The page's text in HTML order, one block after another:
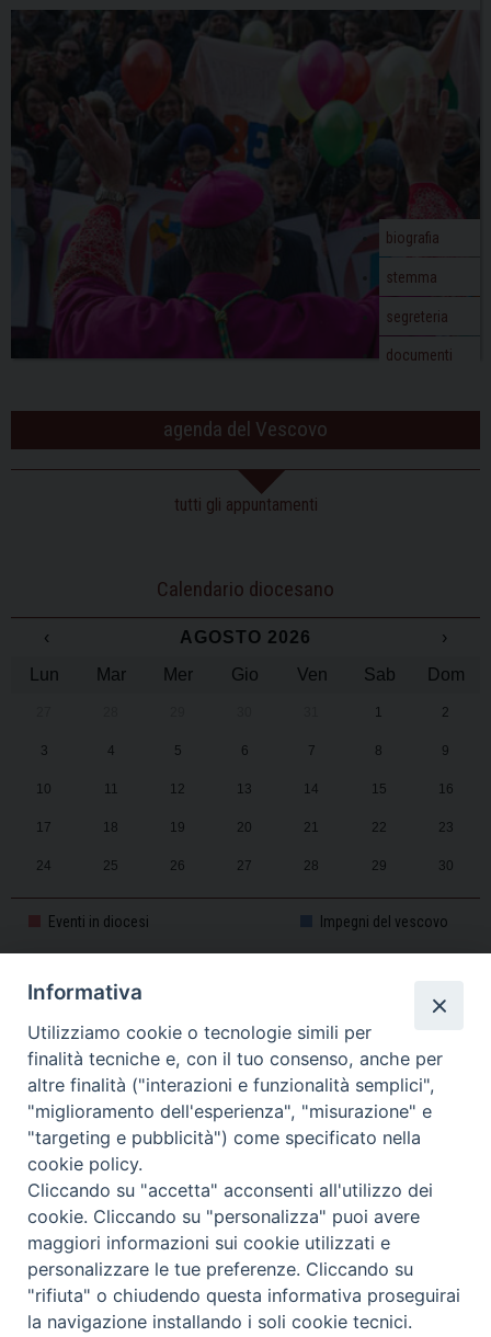
biografia
stemma
segreteria
documenti
agenda del Vescovo
tutti gli appuntamenti
Calendario diocesano
‹ AGOSTO 2026
›
Lun
Mar Mer Gio Ven Sab Dom
1 2
3 4 5 6 7 8 9
10 11 12 13 14 15 16
17 18 19 20 21 22 23
24 25 26 27 28 29 30
Eventi in diocesi Impegni del vescovo
CALENDARIO PASTORALE 2025-2026
Piazza Duomo, 11 - 27100 Pavia - Tel. 0382.386511 - Fax
0382.386525 -servizigenerali@diocesi.pavia.it -Privacy policy
Twitter
Informativa
Utilizziamo cookie o tecnologie simili per
finalità tecniche e, con il tuo consenso, anche per
altre finalità ("interazioni e funzionalità semplici",
"miglioramento dell'esperienza", "misurazione" e
"targeting e pubblicità") come specificato nella
cookie policy.
Cliccando su "accetta" acconsenti all'utilizzo dei
cookie. Cliccando su "personalizza" puoi avere
maggiori informazioni sui cookie utilizzati e
personalizzare le tue preferenze. Cliccando su
"rifiuta" o chiudendo questa informativa proseguirai
la navigazione installando i soli cookie tecnici.